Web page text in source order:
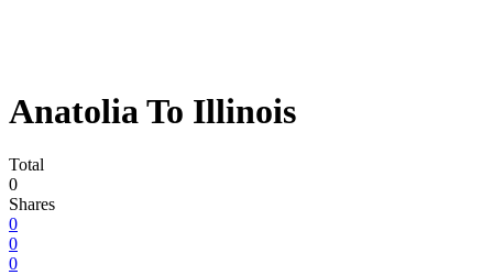
Anatolia To Illinois
Total
0
Shares
0
0
0